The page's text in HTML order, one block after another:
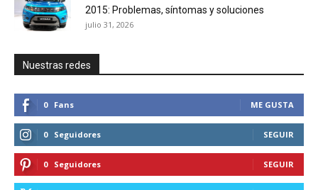
2015: Problemas, síntomas y soluciones
julio 31, 2026
Nuestras redes
0 Fans ME GUSTA
0 Seguidores SEGUIR
0 Seguidores SEGUIR